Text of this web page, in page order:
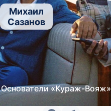
Михаил
Сазанов
Основатели «Кураж-Вояж»